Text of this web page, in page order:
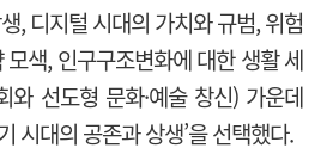
, 디지털 시대의 가치와 규범, 위험
색, 인구구조변화에 대한 생활 세
와 선도형 문화·예술 창신) 가운데
시대의 공존과 상생’을 선택했다.